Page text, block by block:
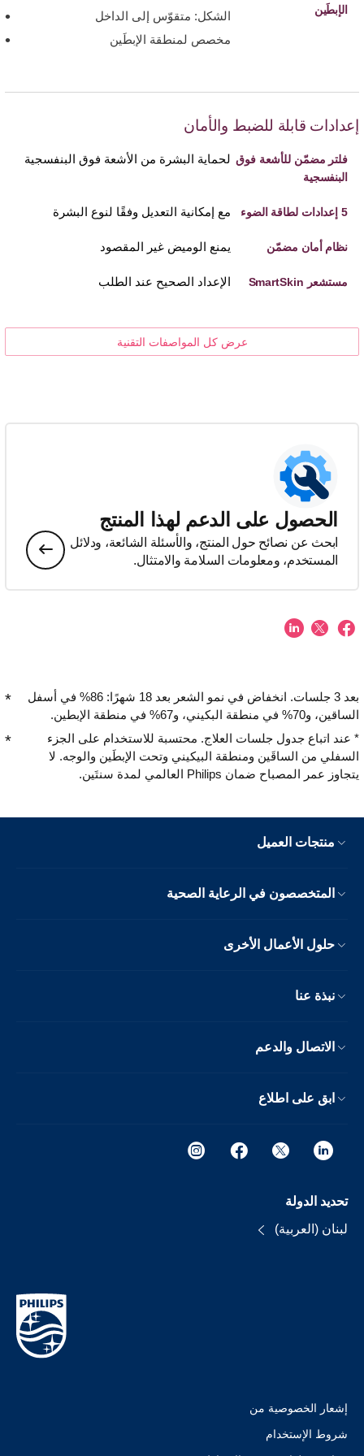
الإبطَين
الشكل: متقوّس إلى الداخل
مخصص لمنطقة الإبطَين
إعدادات قابلة للضبط والأمان
فلتر مضمّن للأشعة فوق
البنفسجية
لحماية البشرة من الأشعة فوق البنفسجية
5 إعدادات لطاقة الضوء مع إمكانية التعديل وفقًا لنوع البشرة
نظام أمان مضمّن يمنع الوميض غير المقصود
مستشعر SmartSkin الإعداد الصحيح عند الطلب
عرض كل المواصفات التقنية
الحصول على الدعم لهذا المنتج
ابحث عن نصائح حول المنتج، والأسئلة الشائعة، ودلائل
المستخدم، ومعلومات السلامة والامتثال.
بعد 3 جلسات. انخفاض في نمو الشعر بعد 18 شهرًا: 86% في أسفل
الساقين، و70% في منطقة البكيني، و67% في منطقة الإبطين.
* عند اتباع جدول جلسات العلاج. محتسبة للاستخدام على الجزء
السفلي من الساقَين ومنطقة البيكيني وتحت الإبطَين والوجه. لا
يتجاوز عمر المصباح ضمان Philips العالمي لمدة سنتَين.
منتجات العميل
المتخصصون في الرعاية الصحية
حلول الأعمال الأخرى
نبذة عنا
الاتصال والدعم
ابق على اطلاع
تحديد الدولة
لبنان (العربية)
إشعار الخصوصية من
شروط الإستخدام